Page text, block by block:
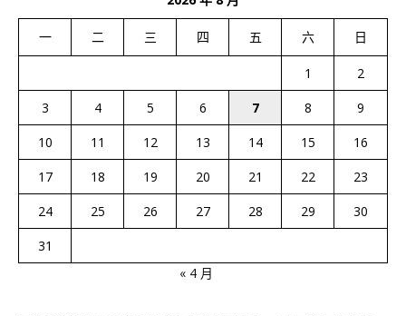
一 二 三 四 五 六 日
1
2
3
4 5 6 7 8
9
10
11 12 13 14 15
16
17
18 19 20 21 22
23
24
25 26 27 28 29
30
31
« 4 月